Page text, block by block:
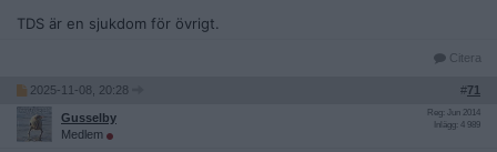
TDS är en sjukdom för övrigt.
Citera
2025-11-08, 20:28 #71
Gusselby
Medlem
Reg: Jun 2014
Inlägg: 4 989